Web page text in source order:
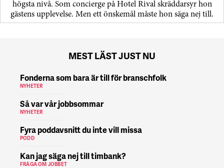
högsta nivå. Som concierge på Hotel Rival skräddarsyr hon
gästens upp­levelse. Men ett önskemål måste hon säga nej till.
MEST LÄST JUST NU
Fonderna som bara är till för branschfolk
NYHETER
Så var vår jobbsommar
NYHETER
Fyra poddavsnitt du inte vill missa
PODD
Kan jag säga nej till timbank?
FRÅGA OM JOBBET